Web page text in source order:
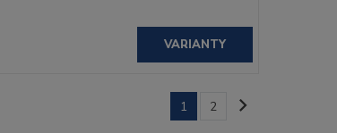
VARIANTY
1 2